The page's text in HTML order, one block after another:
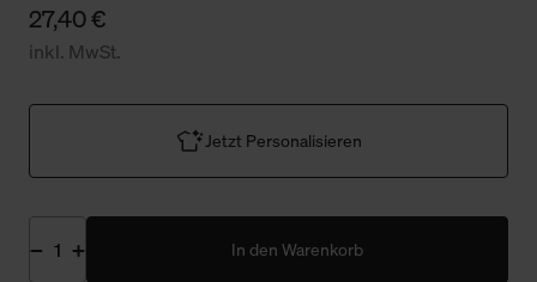
27,40 €
inkl. MwSt.
Jetzt Personalisieren
In den Warenkorb